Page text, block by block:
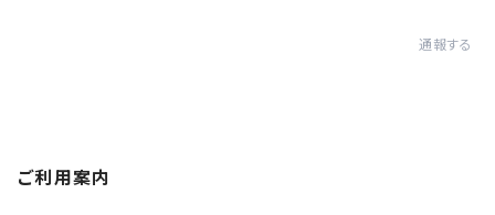
通報する
ご利用案内